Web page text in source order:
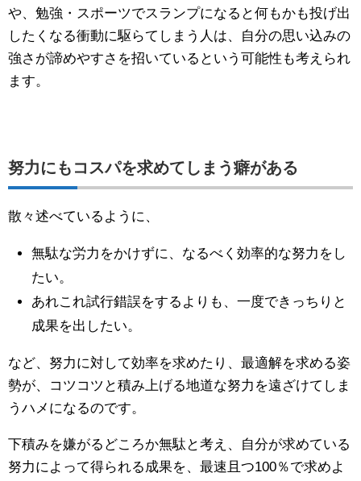
や、勉強・スポーツでスランプになると何もかも投げ出
したくなる衝動に駆らてしまう人は、自分の思い込みの
強さが諦めやすさを招いているという可能性も考えられ
ます。
努力にもコスパを求めてしまう癖がある
散々述べているように、
無駄な労力をかけずに、なるべく効率的な努力をし
たい。
あれこれ試行錯誤をするよりも、一度できっちりと
成果を出したい。
など、努力に対して効率を求めたり、最適解を求める姿
勢が、コツコツと積み上げる地道な努力を遠ざけてしま
うハメになるのです。
下積みを嫌がるどころか無駄と考え、自分が求めている
努力によって得られる成果を、最速且つ100％で求めよ